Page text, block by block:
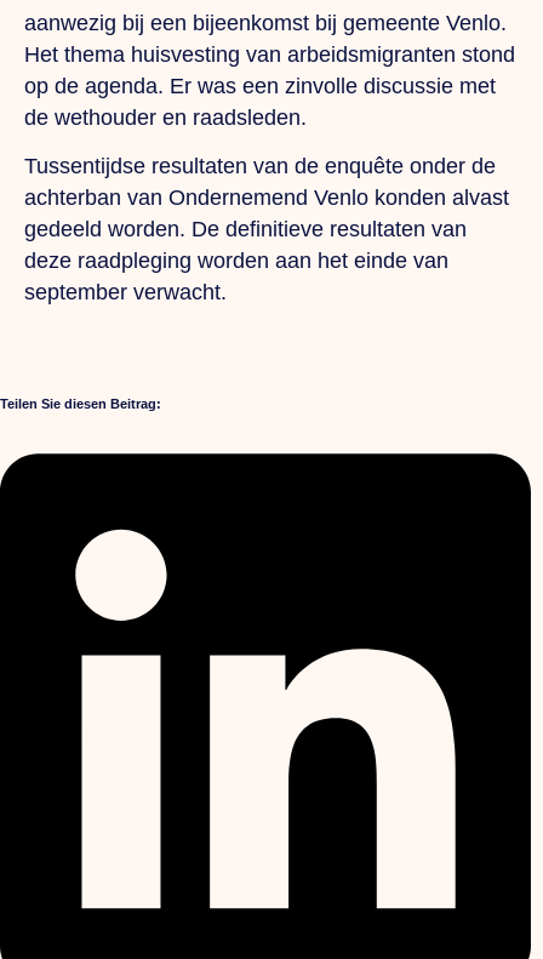
aanwezig bij een bijeenkomst bij gemeente Venlo.
Het thema huisvesting van arbeidsmigranten stond
op de agenda. Er was een zinvolle discussie met
de wethouder en raadsleden.
Tussentijdse resultaten van de enquête onder de
achterban van Ondernemend Venlo konden alvast
gedeeld worden. De definitieve resultaten van
deze raadpleging worden aan het einde van
september verwacht.
Teilen Sie diesen Beitrag: